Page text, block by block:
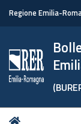
Regione Emilia-
Tu